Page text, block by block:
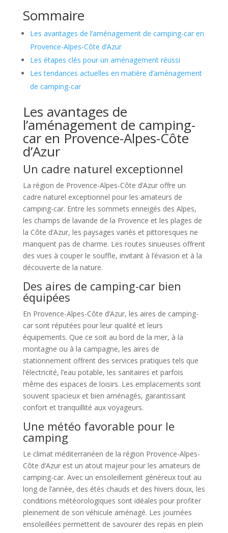
Sommaire
Les avantages de l’aménagement de camping-car en
Provence-Alpes-Côte d’Azur
Les étapes clés pour un aménagement réussi
Les tendances actuelles en matière d’aménagement
de camping-car
Les avantages de
l’aménagement de camping-
car en Provence-Alpes-Côte
d’Azur
Un cadre naturel exceptionnel
La région de Provence-Alpes-Côte d’Azur offre un
cadre naturel exceptionnel pour les amateurs de
camping-car. Entre les sommets enneigés des Alpes,
les champs de lavande de la Provence et les plages de
la Côte d’Azur, les paysages variés et pittoresques ne
manquent pas de charme. Les routes sinueuses offrent
des vues à couper le souffle, invitant à l’évasion et à la
découverte de la nature.
Des aires de camping-car bien
équipées
En Provence-Alpes-Côte d’Azur, les aires de camping-
car sont réputées pour leur qualité et leurs
équipements. Que ce soit au bord de la mer, à la
montagne ou à la campagne, les aires de
stationnement offrent des services pratiques tels que
l’électricité, l’eau potable, les sanitaires et parfois
même des espaces de loisirs. Les emplacements sont
souvent spacieux et bien aménagés, garantissant
confort et tranquillité aux voyageurs.
Une météo favorable pour le
camping
Le climat méditerranéen de la région Provence-Alpes-
Côte d’Azur est un atout majeur pour les amateurs de
camping-car. Avec un ensoleillement généreux tout au
long de l’année, des étés chauds et des hivers doux, les
conditions météorologiques sont idéales pour profiter
pleinement de son véhicule aménagé. Les journées
ensoleillées permettent de savourer des repas en plein